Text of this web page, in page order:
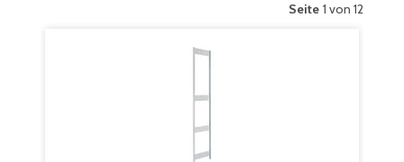
Seite 1 von 12